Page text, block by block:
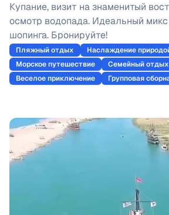
Купание, визит на знаменитый
осмотр водопада. Идеальный микс
шопинга. Бронируйте!
Пляжный отдых
Наслаждение
Морское путешествие
Семейный отдых
Веселое приключение
Групповая